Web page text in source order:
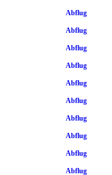
Abflug
Abflug
Abflug
Abflug
Abflug
Abflug
Abflug
Abflug
Abflug
Abflug